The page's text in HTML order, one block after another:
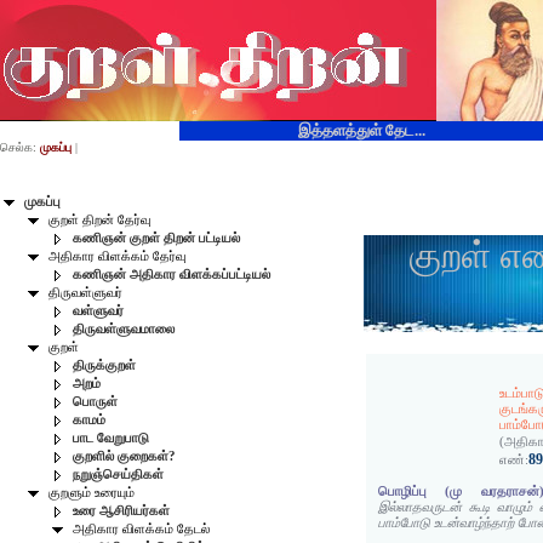
இத்தளத்துள் தேட...
முகப்பு
குறள் திறன் தேர்வு
கணிஞன் குறள் திறன் பட்டியல்
அதிகார விளக்கம் தேர்வு
கணிஞன் அதிகார விளக்கப்பட்டியல்
திருவள்ளுவர்
வள்ளுவர்
திருவள்ளுவமாலை
குறள்
திருக்குறள்
அறம்
பொருள்
காமம்
பாட வேறுபாடு
குறளில் குறைகள்?
நறுஞ்செய்திகள்
குறளும் உரையும்
உரை ஆசிரியர்கள்
அதிகார விளக்கம் தேடல்
செல்க: முகப்பு |
குறள்
எண்:
பொழிப்பு (மு
இல்லாதவருடன் கூடி வாழும்
பாம்போடு உடன்வாழ்ந்தாற்